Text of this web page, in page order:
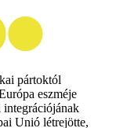
pártoktól
eszméje
integrációjának
Unió létrejötte,